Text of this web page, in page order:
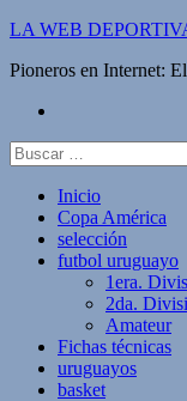
Saltar
contenido
LA WEB
Pioneros en Internet:
Buscar:
Inicio
Copa América
selección
futbol uruguayo
1era.
2da.
Amateur
Fichas técnicas
uruguayos
basket